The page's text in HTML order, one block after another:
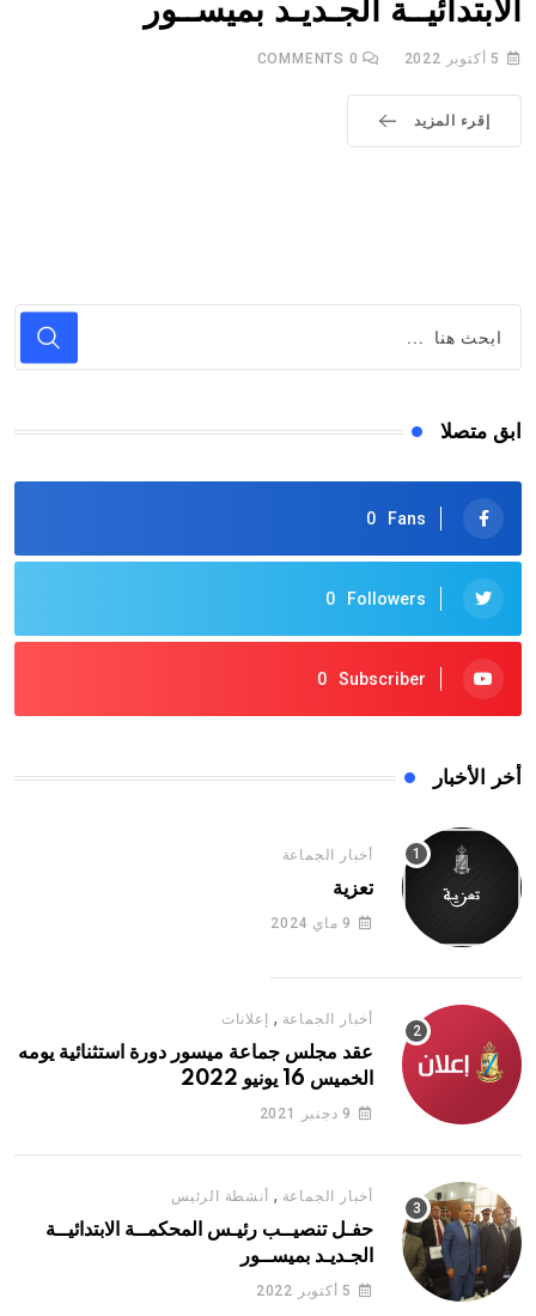
الابتدائيــة الجـديـد بميســور
5 أكتوبر 2022 0
إقرء المزيد
ابق متصلا
0 Fans
0 Followers
0 Subscriber
أخر الأخبار
أخبار الجماعة
تعزية
9 ماي 2024
أخبار الجماعة , إعلانات
عقد مجلس جماعة ميسور دورة استثنائية يومه
الخميس 16 يونيو 2022
9 دجنبر 2021
أخبار الجماعة , أنشطة الرئيس
حفـل تنصيــب رئيـس المحكمــة الابتدائيــة
الجـديـد بميســور
5 أكتوبر 2022